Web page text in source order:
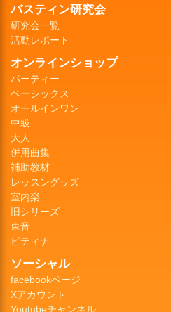
バスティン研究会
研究会一覧
活動レポート
オンラインショップ
パーティー
ベーシックス
オールインワン
中級
大人
併用曲集
補助教材
レッスングッズ
室内楽
旧シリーズ
東音
ピティナ
ソーシャル
facebookページ
Xアカウント
Youtubeチャンネル